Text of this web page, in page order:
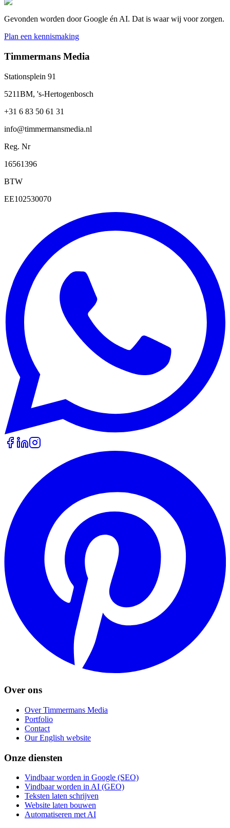
Gevonden worden door Google én AI. Dat is waar wij voor zorgen.
Plan een kennismaking
Timmermans Media
Stationsplein 91
5211BM, 's-Hertogenbosch
+31 6 83 50 61 31
info@timmermansmedia.nl
Reg. Nr
16561396
BTW
EE102530070
Over ons
Over Timmermans Media
Portfolio
Contact
Our English website
Onze diensten
Vindbaar worden in Google (SEO)
Vindbaar worden in AI (GEO)
Teksten laten schrijven
Website laten bouwen
Automatiseren met AI